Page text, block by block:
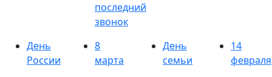
последний
звонок
День
России
8
марта
День
семьи
14
февраля